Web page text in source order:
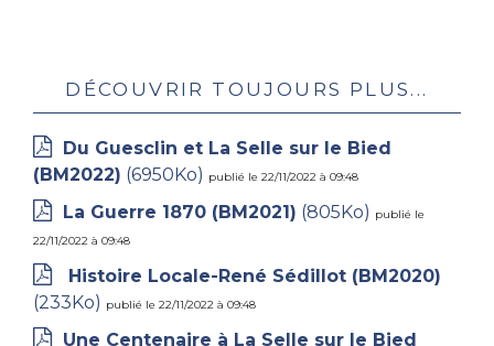
Découvrir toujours plus...
Du Guesclin et La Selle sur le Bied
(BM2022) (6950Ko) publié le 22/11/2022 à 09:48
La Guerre 1870 (BM2021) (805Ko) publié le
22/11/2022 à 09:48
Histoire Locale-René Sédillot (BM2020)
(233Ko) publié le 22/11/2022 à 09:48
Une Centenaire à La Selle sur le Bied